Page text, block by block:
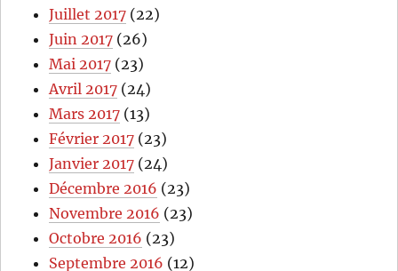
Juillet 2017 (22)
Juin 2017 (26)
Mai 2017 (23)
Avril 2017 (24)
Mars 2017 (13)
Février 2017 (23)
Janvier 2017 (24)
Décembre 2016 (23)
Novembre 2016 (23)
Octobre 2016 (23)
Septembre 2016 (12)